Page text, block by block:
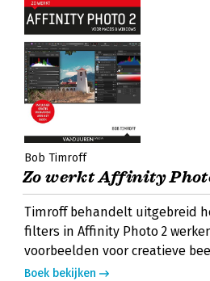
Bob Timroff
Zo werkt Affinity
Timroff behandelt uitgebreid
filters in Affinity Photo 2
voorbeelden voor creatieve
Boek bekijken